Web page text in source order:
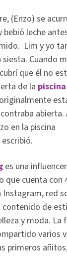
(Enzo) se
bebió leche
Lim y yo
Cuando
que él no
de la piscina
abierta.
en la piscina
es una
que cuenta con
red
contenido de
y moda. La
varios
primeros